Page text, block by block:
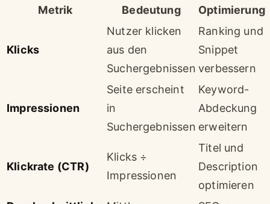
Metrik Bedeutung Optimierung
Klicks
Nutzer klicken
aus den
Suchergebnissen
Ranking und
Snippet
verbessern
Impressionen
Seite erscheint
in
Suchergebnissen
Keyword-
Abdeckung
erweitern
Klickrate (CTR)
Klicks ÷
Impressionen
Titel und
Description
optimieren